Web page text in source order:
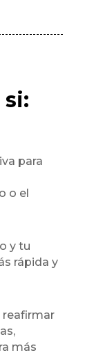
si:
para
o el
y tu
rápida y
reafirmar
más